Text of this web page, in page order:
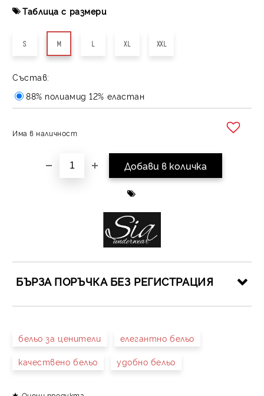
Таблица с размери
S M L XL XXL
Състав:
88% полиамид 12% еластан
Има в наличност
БЪРЗА ПОРЪЧКА БЕЗ РЕГИСТРАЦИЯ
бельо за ценители елегантно бельо
качествено бельо удобно бельо